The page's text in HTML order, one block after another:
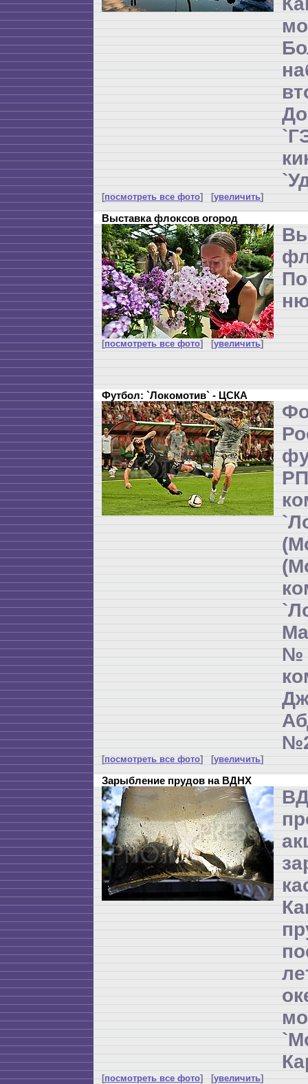
[посмотреть все фото] [увеличить]
Выставка флоксов огород
[посмотреть все фото] [увеличить]
Футбол: `Локомотив` - ЦСКА
[посмотреть все фото] [увеличить]
Зарыбление прудов на ВДНХ
[посмотреть все фото] [увеличить]